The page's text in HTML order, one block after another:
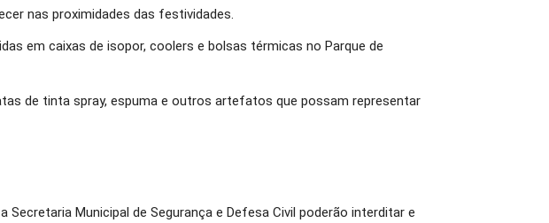
nas proximidades das festividades.
em caixas de isopor, coolers e bolsas térmicas no Parque de
de tinta spray, espuma e outros artefatos que possam representar
Secretaria Municipal de Segurança e Defesa Civil poderão interditar e